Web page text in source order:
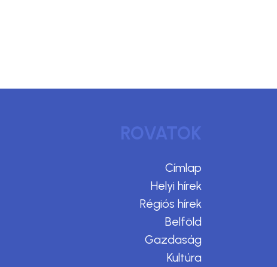
ROVATOK
Címlap
Helyi hírek
Régiós hírek
Belföld
Gazdaság
Kultúra